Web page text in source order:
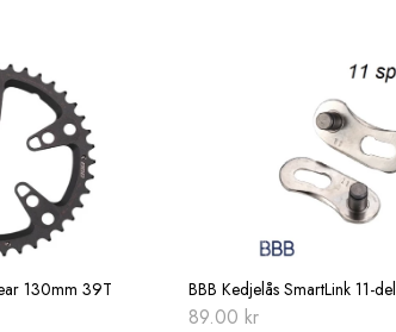
130mm 39T BBB Kedjelås SmartLink 11-del
89.00 kr